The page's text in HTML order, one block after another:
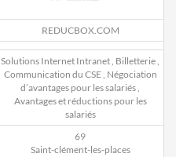
REDUCBOX.COM
Solutions Internet Intranet, Billetterie,
Communication du CSE, Négociation
d’avantages pour les salariés,
Avantages et réductions pour les
salariés
69
Saint-clément-les-places